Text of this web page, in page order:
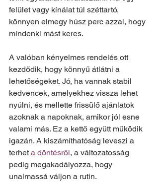
felület vagy kínálat túl széttartó,
könnyen elmegy húsz perc azzal, hogy
mindenki mást keres.
A valóban kényelmes rendelés ott
kezdődik, hogy könnyű átlátni a
lehetőségeket. Jó, ha vannak stabil
kedvencek, amelyekhez vissza lehet
nyúlni, és mellette frissülő ajánlatok
azoknak a napoknak, amikor jól esne
valami más. Ez a kettő együtt működik
igazán. A kiszámíthatóság leveszi a
terhet a döntésről, a változatosság
pedig megakadályozza, hogy
unalmassá váljon a rutin.